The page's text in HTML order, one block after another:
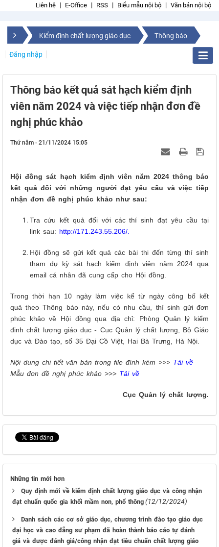
Liên hệ E-Office RSS Biểu mẫu nội bộ Văn bản nội bộ
Kiểm định chất lượng giáo dục Thông báo
Đăng nhập
Thông báo kết quả sát hạch kiểm định
viên năm 2024 và việc tiếp nhận đơn đề
nghị phúc khảo
Thứ năm - 21/11/2024 15:05
Hội đồng sát hạch kiểm định viên năm 2024 thông báo
kết quả đối với những người đạt yêu cầu và việc tiếp
nhận đơn đề nghị phúc khảo như sau:
Tra cứu kết quả đối với các thí sinh đạt yêu cầu tại
link sau: http://171.243.55.206/
Hội đồng sẽ gửi kết quả các bài thi đến từng thí sinh
tham dự kỳ sát hạch kiểm định viên năm 2024 qua
email cá nhân đã cung cấp cho Hội đồng.
Trong thời hạn 10 ngày làm việc kể từ ngày công bố kết
quả theo Thông báo này, nếu có nhu cầu, thí sinh gửi đơn
phúc khảo về Hội đồng qua địa chỉ: Phòng Quản lý kiểm
định chất lượng giáo dục - Cục Quản lý chất lượng, Bộ Giáo
dục và Đào tạo, số 35 Đại Cồ Việt, Hai Bà Trưng, Hà Nội.
Nội dung chi tiết văn bản trong file đính kèm >>> Tải về
Mẫu đơn đề nghị phúc khảo >>> Tải về
Cục Quản lý chất lượng.
Những tin mới hơn
Quy định mới về kiểm định chất lượng giáo dục và công nhận
đạt chuẩn quốc gia khối mầm non, phổ thông (12/12/2024)
Danh sách các cơ sở giáo dục, chương trình đào tạo giáo dục
đại học và cao đẳng sư phạm đã hoàn thành báo cáo tự đánh
giá và được đánh giá/công nhận đạt tiêu chuẩn chất lượng giáo